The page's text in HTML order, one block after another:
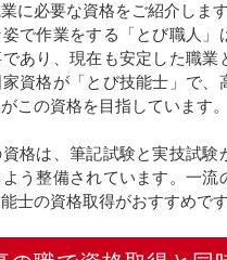
業に必要な資格をご紹介します
で作業をする「とび職人」
あり、現在も安定した職業
資格が「とび技能士」で、
この資格を目指しています。
格は、筆記試験と実技試験
う整備されています。一流
士の資格取得がおすすめです